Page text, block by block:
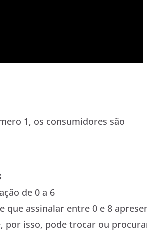
1, os consumidores são
de 0 a 6
que assinalar entre 0 e 8
por isso, pode trocar ou